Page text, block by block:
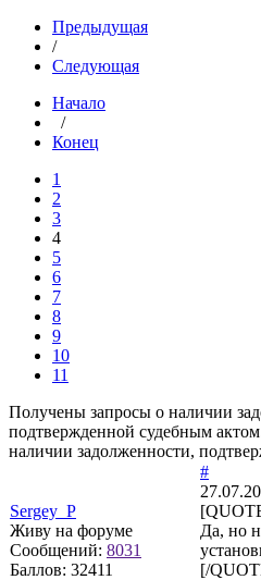
Предыдущая
/
Следующая
Начало
/
Конец
1
2
3
4
5
6
7
8
9
10
11
Получены запросы о наличии
подтвержденной судебным
наличии задолженности,
Sergey_P
Живу на форуме
Сообщений: 8031
Баллов: 32411
#
Да, но
[/